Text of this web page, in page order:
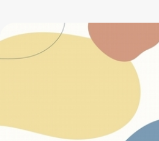
受1次口腔黏膜檢查，保障自己的健康。
康亮紅燈的罪魁禍首！9成口腔癌嚼
根據衛生福利部統計，我國十大癌症
及死亡率為台灣男性第4位，且每年有
只中年人深受其害，連青少年也難逃
口腔癌患者中9人就有嚼檳榔習慣，可
癌的主因；不只如此，國民健康署
出，國高中生首次嚼檳榔來源多為
多。檳榔素產生幸福感 重複嚼食難